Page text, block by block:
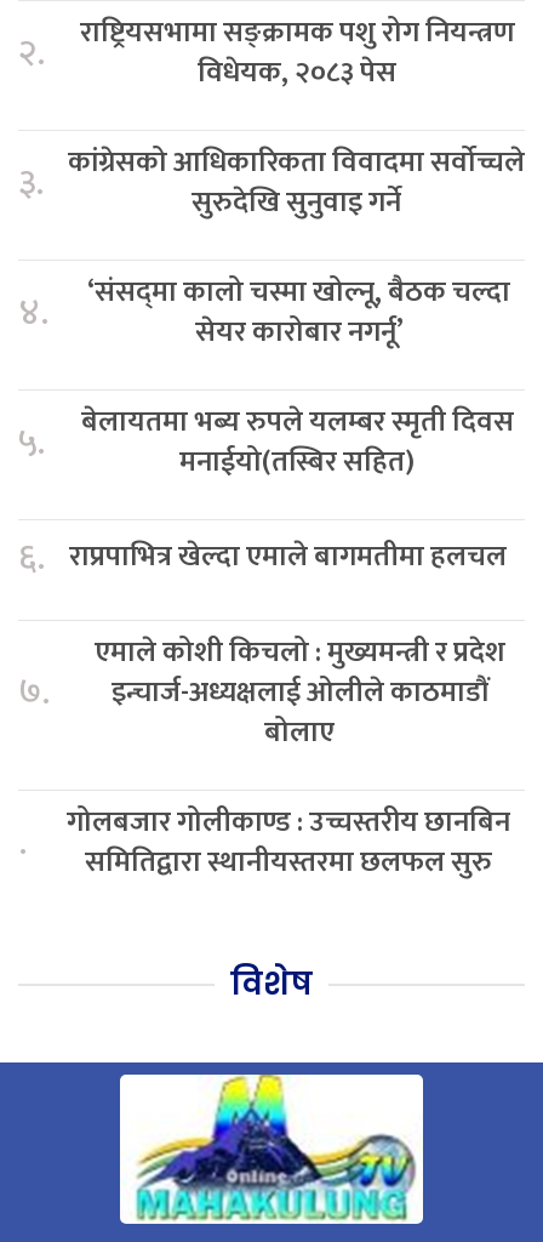
२.
राष्ट्रियसभामा सङ्क्रामक पशु रोग नियन्त्रण
विधेयक, २०८३ पेस
३. कांग्रेसको आधिकारिकता विवादमा सर्वोच्चले
सुरुदेखि सुनुवाइ गर्ने
४.
‘संसद्‍मा कालो चस्मा खोल्नू, बैठक चल्दा
सेयर कारोबार नगर्नू’
५.
बेलायतमा भब्य रुपले यलम्बर स्मृती दिवस
मनाईयो(तस्बिर सहित)
६. राप्रपाभित्र खेल्दा एमाले बागमतीमा हलचल
७.
एमाले कोशी किचलो : मुख्यमन्त्री र प्रदेश
इन्चार्ज-अध्यक्षलाई ओलीले काठमाडौं
बोलाए
.
गोलबजार गोलीकाण्ड : उच्चस्तरीय छानबिन
समितिद्वारा स्थानीयस्तरमा छलफल सुरु
विशेष